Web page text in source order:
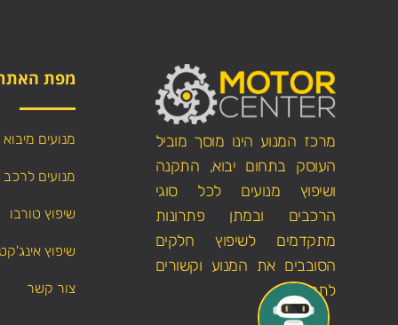
מרכז המנוע הינו מוסך מוביל
העוסק בתחום יבוא, התקנה
ושיפוץ מנועים לכל סוגי
הרכבים ובמתן פתרונות
מתקדמים לשיפוץ חלקים
הסובבים את המנוע וקשורים
לתפקודו.
מפת
מנועים מיבוא
מנועים לרכב
שיפוץ טורבו
שיפוץ
צור קשר